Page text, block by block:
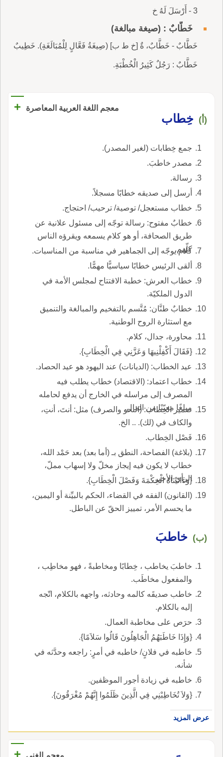
3 - أَرْسَلَ لَهُ خ
خَطَّابٌ : (صيغة مبالغة)
خَطَّابٌ - خَطَّابٌ، ةٌ [خ ط ب] (صِيغَةُ فَعَّالٍ لِلْمُبَالَغَةِ). خَطِيبٌ
خَطَّابٌ : رَجُلٌ كَثِيرُ الْخُطْبَةِ.
معجم اللغة العربية المعاصرة +
(أ) خِطاب
جمع خِطابات (لغير المصدر).
مصدر خاطبَ.
رسالة.
أرسل إلى صديقه خطابًا مسجلاً.
خطاب مستعجل/ توصية/ ترحيب/ احتجاج.
خطابٌ مفتوح: رسالة توجّه إلى مسئول علانية عن
طريق الصحافة، أو هو كلام يسمعه ويقرؤه الناس
كلّهم.
كلام يوجّه إلى الجماهير في مناسبة من المناسبات.
ألقى الرئيس خطابًا سياسيًّا مهمًّا.
خطاب العرش: خطبة الافتتاح لمجلس الأمة في
الدول الملكيّة.
خطابٌ طنَّان: مُتَّسم بالتفخيم والمبالغة والتنميق
مع استثارة الروح الوطنية.
محاورة، جدال، كلام.
{فَقَالَ أَكْفِلْنِيهَا وَعَزَّنِي فِي الْخِطَابِ}.
عيد الخطاب: (الديانات) عند اليهود هو عيد الحصاد.
خطاب اعتماد: (الاقتصاد) خطاب يطلب فيه
المصرف إلى مراسله في الخارج أن يدفع لحامله
مبلغًا معيّنًا من المال.
ضمير الخِطاب: (النحو والصرف) مثل: أنتَ، أنتِ،
والكاف في (لك). .. الخ.
فَصْل الخِطاب.
(بلاغة) الفصاحة، النطق بـ (أما بعد) بعد حَمْد الله،
خطاب لا يكون فيه إيجاز مخلّ ولا إسهاب مملّ،
الرأي الأخير.
{وَءَاتَيْنَاهُ الْحِكْمَةَ وَفَصْلَ الْخِطَابِ}.
(القانون) الفقه في القضاء، الحكم بالبيِّنة أو اليمين،
ما يحسم الأمر، تمييز الحقّ عن الباطل.
(ب) خاطبَ
خاطبَ يخاطب ، خِطابًا ومخاطبةً ، فهو مخاطِب ،
والمفعول مخاطَب.
خاطب صديقَه كالمه وحادثه، واجهه بالكلام، اتّجه
إليه بالكلام.
حرَص على مخاطبة العمال.
{وَإِذَا خَاطَبَهُمُ الْجَاهِلُونَ قَالُوا سَلاَمًا}.
خاطبه في فلانٍ/ خاطبه في أمرٍ: راجعه وحدَّثه في
شأنه.
خاطبه في زيادة أجور الموظفين.
{وَلاَ تُخَاطِبْنِي فِي الَّذِينَ ظَلَمُوا إِنَّهُمْ مُغْرَقُونَ}.
عرض المزيد
معجم الغني +